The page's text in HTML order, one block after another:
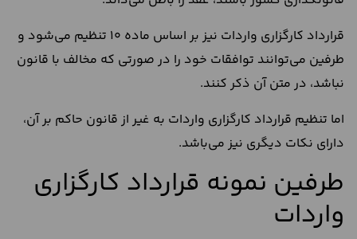
قرارداد کارگزاری واردات نیز بر اساس ماده 10 تنظیم می‌شود و
طرفین می‌توانند توافقات خود را در صورتی که مخالف با قانون
نباشد، در متن آن ذکر کنند.
اما تنظیم قرارداد کارگزاری واردات به غیر از قانون حاکم بر آن،
دارای نکات دیگری نیز می‌باشد.
طرفین نمونه قرارداد کارگزاری
واردات